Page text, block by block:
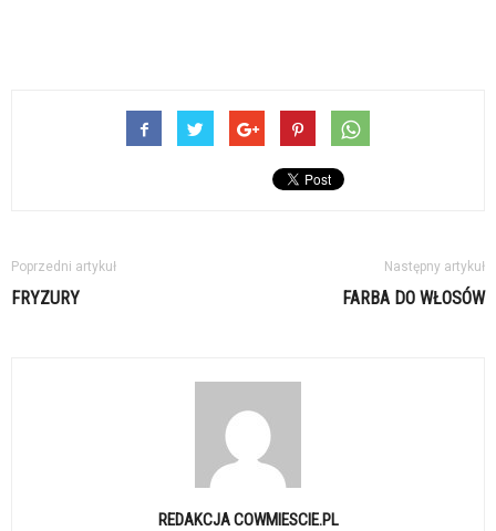
Poprzedni artykuł
FRYZURY
Następny artykuł
FARBA DO WŁOSÓW
REDAKCJA COWMIESCIE.PL